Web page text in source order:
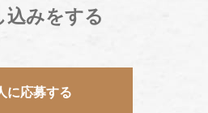
込みをする
に応募する